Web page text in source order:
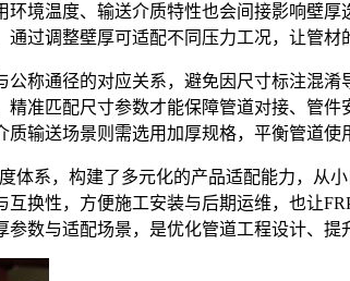
境温度、输送介质特性也会间接影响壁
过调整壁厚可适配不同压力工况，让管材
称通径的对应关系，避免因尺寸标注混
精准匹配尺寸参数才能保障管道对接、管
输送场景则需选用加厚规格，平衡管道使
体系，构建了多元化的产品适配能力，
换性，方便施工安装与后期运维，也让
数与适配场景，是优化管道工程设计、